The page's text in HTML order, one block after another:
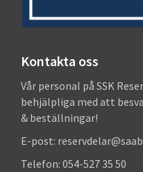
Kontakta oss
Vår personal på SSK
behjälpliga med att
& beställningar!
E-post:
Telefon: 054-527 35 50